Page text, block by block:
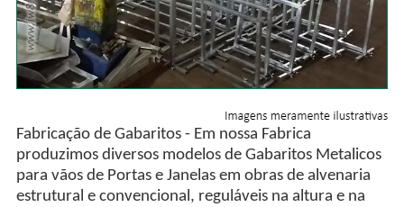
Fabricação de Gabaritos - Em nossa Fabrica
produzimos diversos modelos de Gabaritos Metalicos
para vãos de Portas e Janelas em obras de alvenaria
estrutural e convencional, reguláveis na altura e na